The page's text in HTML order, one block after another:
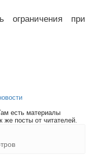
ограничения при
есть материалы
же посты от читателей.